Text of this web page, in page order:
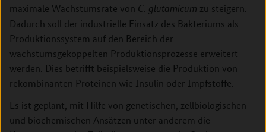
maximale Wachstumsrate von C. glutamicum zu steigern.
Dadurch soll der industrielle Einsatz des Bakteriums als
Produktionssystem auf den Bereich der
wachstumsgekoppelten Produktionsprozesse erweitert
werden. Dies betrifft beispielsweise die Produktion von
rekombinanten Proteinen wie Insulin oder Impfstoffe.
Es ist geplant, mit Hilfe von genetischen, zellbiologischen
und biochemischen Ansätzen unter anderem die